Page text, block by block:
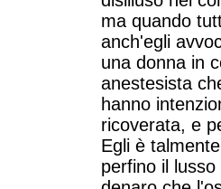
ma quando
anch'egli
una donna in
anestesista
hanno
ricoverata, e
Egli è
perfino il